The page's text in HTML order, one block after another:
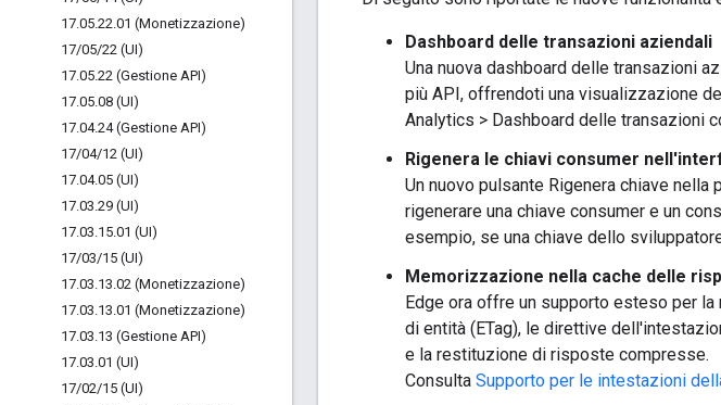
17.05.22.01 (Monetizzazione)
17/05/22 (UI)
17.05.22 (Gestione API)
17.05.08 (UI)
17.04.24 (Gestione API)
17/04/12 (UI)
17.04.05 (UI)
17.03.29 (UI)
17.03.15.01 (UI)
17/03/15 (UI)
17.03.13.02 (Monetizzazione)
17.03.13.01 (Monetizzazione)
17.03.13 (Gestione API)
17.03.01 (UI)
17/02/15 (UI)
Dashboard delle transazioni aziendali
Una nuova dashboard delle transazioni
più API, offrendoti una visualizzazione
Analytics > Dashboard delle transazioni
Rigenera le chiavi consumer
Un nuovo pulsante Rigenera chiave
rigenerare una chiave consumer e un
esempio, se una chiave dello
Memorizzazione nella cache delle
Edge ora offre un supporto esteso per
di entità (ETag), le direttive
e la restituzione di risposte compresse.
Consulta Supporto per le intestazioni